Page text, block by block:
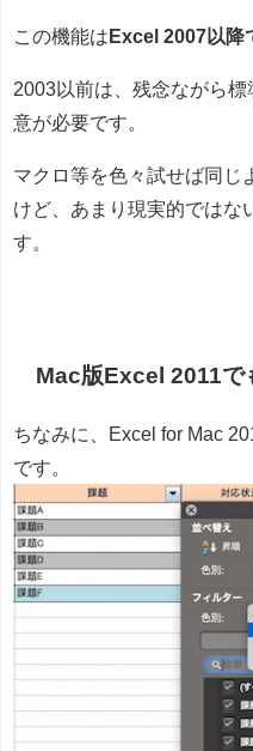
この機能は Excel 2007以降
2003以前は、残念ながら
意が必要です。
マクロ等を色々試せば同じ
けど、あまり現実的ではな
す。
Mac版Excel 2011で
ちなみに、Excel for Mac
です。